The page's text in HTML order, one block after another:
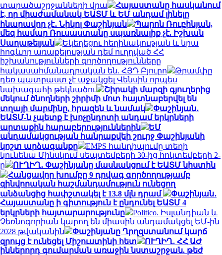
տարածաշրջանների վրա
Հայաստանը հասկանում
է, որ միաժամանակ ԵԱՏՄ և ԵՄ անդամ լինելը
հնարավոր չէ․ Նիկոլ Փաշինյան
Պարոն Ռուբինյան,
մեզ համար Ռուսաստանը սպառնալիք չէ. Իշխան
Սաղաթելյան
Եկեղեցու հեղինակության և նրա
հոգևոր առաքելության դեմ ուղղված ՀՀ
իշխանությունների գործողությունները
հակասահմանադրական են. ՀՅԴ Բյուրո
Թրամփը
դեռ պատրաստ չէ աջակցել Վենսին որպես
նախագահի թեկնածու
Շիրակի մարզի գյուղերից
մեկում ծնողների շիրիմի մոտ հայտնաբերվել են
տղայի մարմինը, հրազեն և նամակ
Փաշինյան․
ԵԱՏՄ-ն չպետք է խոչընդոտի անդամ երկրների
արտաքին հարաբերություններին
ԵՄ
անդամակցության հանրաքվեի շուրջ Փաշինյանի
կոշտ արձագանքը
EMPS հանդիպումը տեղի
կունենա Մինսկում սեպտեմբերի 30-ից հոկտեմբերի 2-
ը
ՈՒՂԻՂ․ Փաշինյանը մասնակցում է ԵԱՏՄ նիստին
Հանցավոր խումբը 9 դրվագ գործողությամբ
զինվորական հաշմանդամություն ունեցող
անձանցից հափշտակել է 13.8 մլն դրամ
Փաշինյան․
Հայաստանը ի գիտություն է ընդունել ԵԱՏՄ 4
երկրների հայտարարությունը
Politico. Իսլանդիան և
Չեռնոգորիան կարող են միասին անդամակցել ԵՄ-ին
2028 թվականին
Փաշինյանը Ղրղզստանում կարճ
զրույց է ունեցել Միշուստինի հետ
ՈՒՂԻՂ․ ՀՀ ԱԺ
իններորդ գումարման առաջին նստաշրջան. թեժ